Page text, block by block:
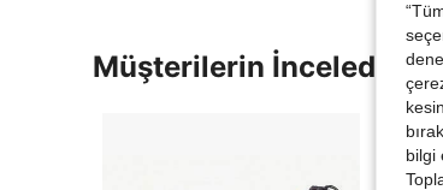
Müşterilerin İncelediği
bilgi